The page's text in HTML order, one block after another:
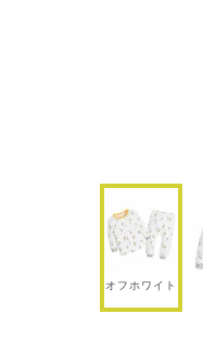
オフホワイト